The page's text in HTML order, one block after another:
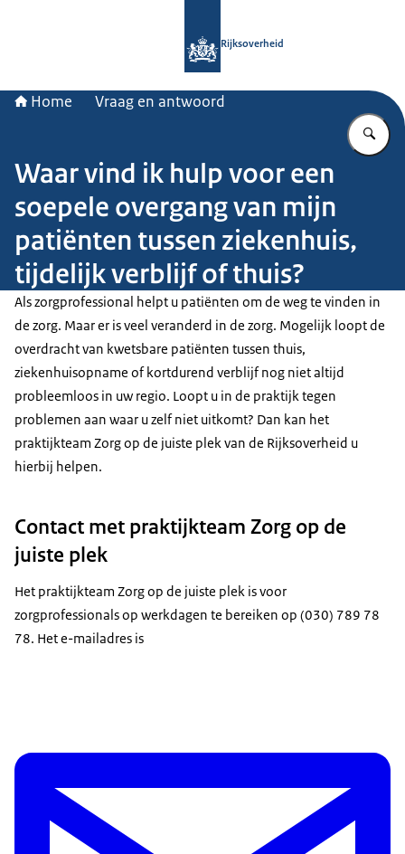
Rijksoverheid
Home Vraag en antwoord
Waar vind ik hulp voor een
soepele overgang van mijn
patiënten tussen ziekenhuis,
tijdelijk verblijf of thuis?
Als zorgprofessional helpt u patiënten om de weg te vinden in
de zorg. Maar er is veel veranderd in de zorg. Mogelijk loopt de
overdracht van kwetsbare patiënten tussen thuis,
ziekenhuisopname of kortdurend verblijf nog niet altijd
probleemloos in uw regio. Loopt u in de praktijk tegen
problemen aan waar u zelf niet uitkomt? Dan kan het
praktijkteam Zorg op de juiste plek van de Rijksoverheid u
hierbij helpen.
Contact met praktijkteam Zorg op de
juiste plek
Het praktijkteam Zorg op de juiste plek is voor
zorgprofessionals op werkdagen te bereiken op (030) 789 78
78. Het e-mailadres is